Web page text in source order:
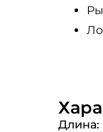
Длина: